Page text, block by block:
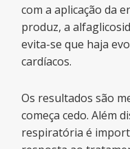
com a aplicação da
produz, a
evita-se que haja
cardíacos.
Os resultados são
começa cedo. Além
respiratória é